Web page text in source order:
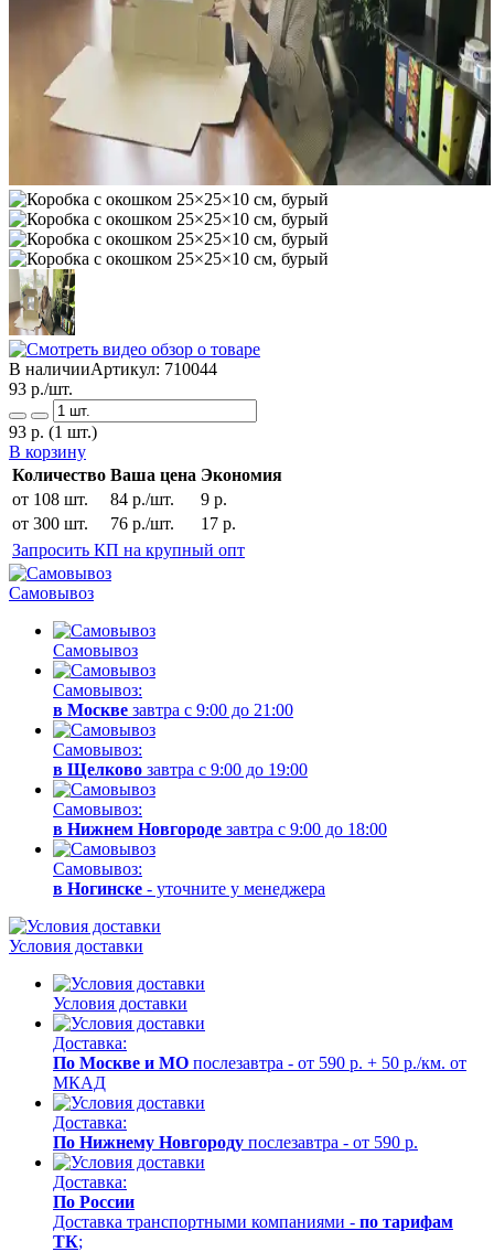
В наличииАртикул: 710044
93 р./шт.
93 р. (1 шт.)
В корзину
Количество Ваша цена Экономия
от 108 шт.
84 р./шт.
9 р.
от 300 шт.
76 р./шт.
17 р.
Запросить КП на крупный опт
Самовывоз
Самовывоз
Самовывоз:
в Москве завтра с 9:00 до 21:00
Самовывоз:
в Щелково завтра с 9:00 до 19:00
Самовывоз:
в Нижнем Новгороде завтра с 9:00 до 18:00
Самовывоз:
в Ногинске - уточните у менеджера
Условия доставки
Условия доставки
Доставка:
По Москве и МО послезавтра - от 590 р. + 50 р./км. от
МКАД
Доставка:
По Нижнему Новгороду послезавтра - от 590 р.
Доставка:
По России
Доставка транспортными компаниями - по тарифам
ТК;